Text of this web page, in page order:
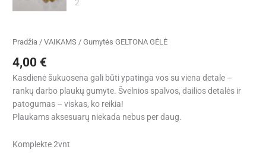
Pradžia /VAIKAMS / Gumytės GELTONA GĖLĖ
4,00 €
Kasdienė šukuosena gali būti ypatinga vos su viena detale –
rankų darbo plaukų gumyte. Švelnios spalvos, dailios detalės ir
patogumas – viskas, ko reikia!
Plaukams aksesuarų niekada nebus per daug.
Komplekte 2vnt